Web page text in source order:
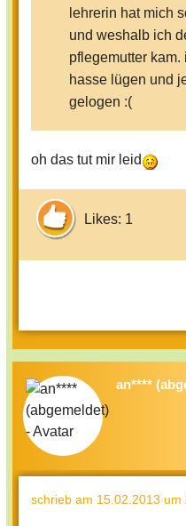
lehrerin hat mich
und weshalb ich
pflegemutter
hasse lügen und
gelogen :(
oh das tut mir leid
Likes: 1
an****
schrieb am 15.02.2013 um